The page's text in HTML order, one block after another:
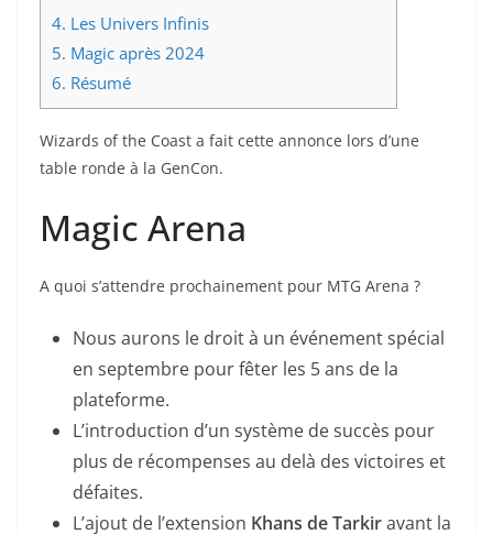
4. Les Univers Infinis
5. Magic après 2024
6. Résumé
Wizards of the Coast a fait cette annonce lors d’une
table ronde à la GenCon.
Magic Arena
A quoi s’attendre prochainement pour MTG Arena ?
Nous aurons le droit à un événement spécial
en septembre pour fêter les 5 ans de la
plateforme.
L’introduction d’un système de succès pour
plus de récompenses au delà des victoires et
défaites.
L’ajout de l’extension Khans de Tarkiravant la